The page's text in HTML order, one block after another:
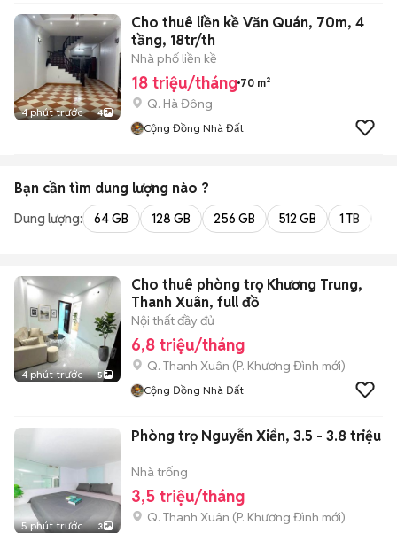
4 phút trước 4
Cho thuê liền kề Văn Quán, 70m, 4
tầng, 18tr/th
Nhà phố liền kề
18 triệu/tháng 70 m²
Q. Hà Đông
Cộng Đồng Nhà Đất
Bạn cần tìm dung lượng nào ?
Dung lượng: 64 GB 128 GB 256 GB 512 GB 1 TB
4 phút trước 5
Cho thuê phòng trọ Khương Trung,
Thanh Xuân, full đồ
Nội thất đầy đủ
6,8 triệu/tháng
Q. Thanh Xuân (P. Khương Đình mới)
Cộng Đồng Nhà Đất
5 phút trước 3
Phòng trọ Nguyễn Xiển, 3.5 - 3.8 triệu
Nhà trống
3,5 triệu/tháng
Q. Thanh Xuân (P. Khương Đình mới)